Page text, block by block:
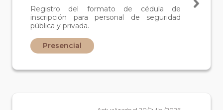
Registro del formato de cédula de
inscripción para personal de seguridad
pública y privada.
Presencial